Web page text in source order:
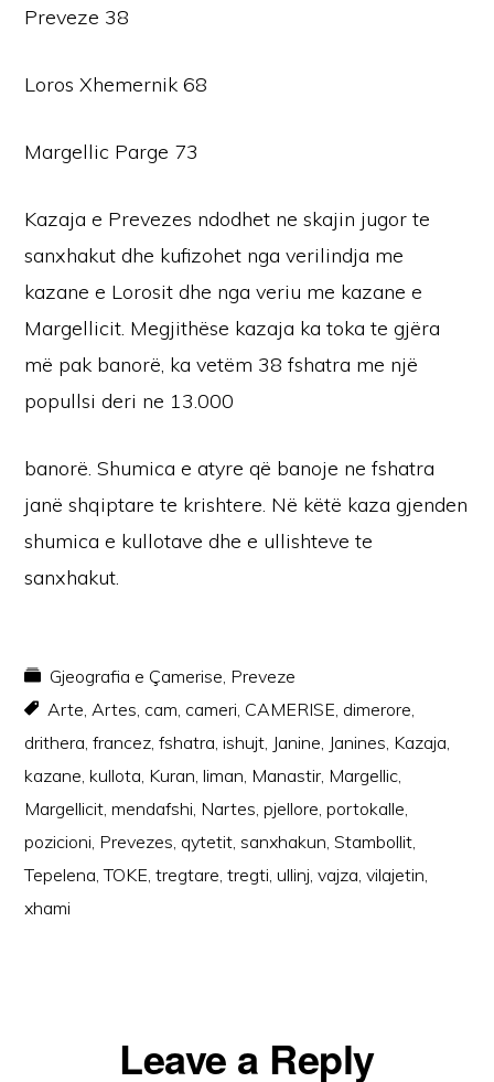
Preveze 38
Loros Xhemernik 68
Margellic Parge 73
Kazaja e Prevezes ndodhet ne skajin jugor te
sanxhakut dhe kufizohet nga verilindja me
kazane e Lorosit dhe nga veriu me kazane e
Margellicit. Megjithëse kazaja ka toka te gjëra
më pak banorë, ka vetëm 38 fshatra me një
popullsi deri ne 13.000
banorë. Shumica e atyre që banoje ne fshatra
janë shqiptare te krishtere. Në këtë kaza gjenden
shumica e kullotave dhe e ullishteve te
sanxhakut.
Gjeografia e Çamerise, Preveze
Arte,Artes, cam, cameri, CAMERISE, dimerore,
drithera,francez,fshatra,ishujt, Janine, Janines, Kazaja,
kazane,kullota, Kuran,liman, Manastir, Margellic,
Margellicit,mendafshi, Nartes,pjellore,portokalle,
pozicioni, Prevezes, qytetit,sanxhakun,Stambollit,
Tepelena,TOKE,tregtare,tregti,ullinj,vajza,vilajetin,
xhami
ReaderLeave a Reply